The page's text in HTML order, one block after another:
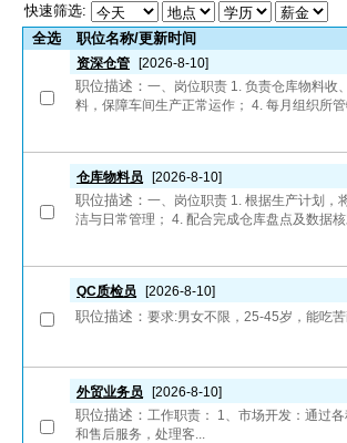
快速筛选:
全选
职位名称/更新时间
资深仓管 [2026-8-10]
职位描述： 一、岗位职责 1. 负责仓库物料收
料，保障车间生产正常运作； 4. 每月组织所
仓库物料员 [2026-8-10]
职位描述： 一、岗位职责 1. 根据生产计划，
洁与日常管理； 4. 配合完成仓库盘点及数据
QC质检员 [2026-8-10]
职位描述： 要求:男女不限，25-45岁，能吃
外贸业务员 [2026-8-10]
职位描述： 工作职责： 1、市场开发：通过
和售后服务，处理客...